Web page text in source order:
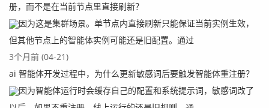
	public boolean supportsParameter(MethodPa
rameter parameter) {
		Class<?> clazz = parameter.getPar
ameterType();
return clazz==UserDTO.class;
	}
册，而不是在当前节点里直接刷新？
因为这是集群场景。单节点内直接刷新只能保证当前实例生效，
但其他节点上的智能体实例可能还是旧配置。通过
3个月前 (04-21)
ai 智能体开发过程中，为什么更新敏感词后要触发智能体重注册？
因为智能体运行时会缓存自己的配置和系统提示词，敏感词改了